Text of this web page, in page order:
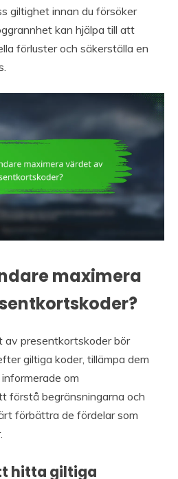
giltighet innan du försöker
kan hjälpa till att
förluster och säkerställa en
maximera
av presentkortskoder bör
giltiga koder, tillämpa dem
om
förstå begränsningarna och
förbättra de fördelar som
hitta giltiga